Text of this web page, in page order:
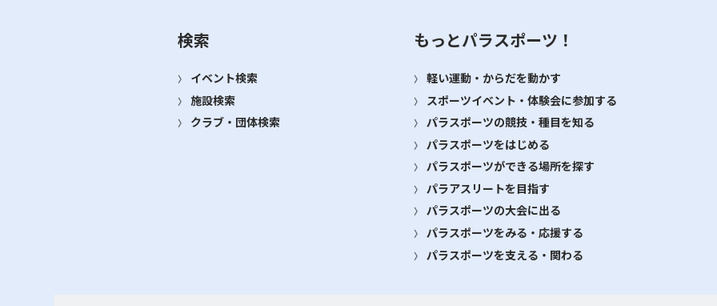
検索
イベント検索
施設検索
クラブ・団体検索
もっとパラスポーツ！
軽い運動・からだを動かす
スポーツイベント・体験会に参加する
パラスポーツの競技・種目を知る
パラスポーツをはじめる
パラスポーツができる場所を探す
パラアスリートを目指す
パラスポーツの大会に出る
パラスポーツをみる・応援する
パラスポーツを支える・関わる